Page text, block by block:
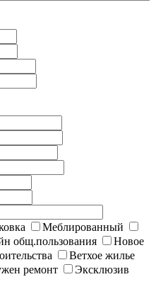
Меблированный
общ.пользования
Новое
Ветхое жилье
ремонт Эксклюзив